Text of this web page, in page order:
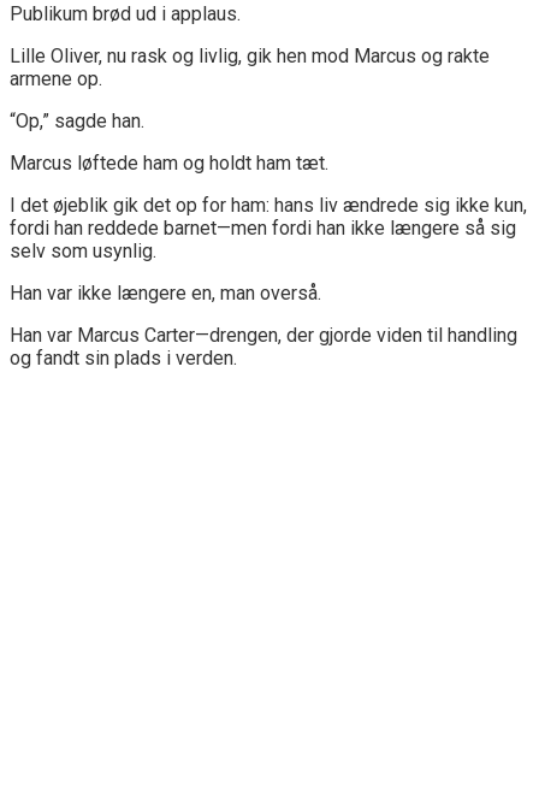
Publikum brød ud i applaus.
Lille Oliver, nu rask og livlig, gik hen mod Marcus og rakte
armene op.
“Op,” sagde han.
Marcus løftede ham og holdt ham tæt.
I det øjeblik gik det op for ham: hans liv ændrede sig ikke kun,
fordi han reddede barnet—men fordi han ikke længere så sig
selv som usynlig.
Han var ikke længere en, man overså.
Han var Marcus Carter—drengen, der gjorde viden til handling
og fandt sin plads i verden.